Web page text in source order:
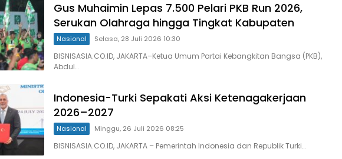
Gus Muhaimin Lepas 7.500 Pelari PKB Run 2026,
Serukan Olahraga hingga Tingkat Kabupaten
Nasional Selasa, 28 Juli 2026 10:30
BISNISASIA.CO.ID, JAKARTA–Ketua Umum Partai Kebangkitan Bangsa (PKB),
Abdul…
Indonesia-Turki Sepakati Aksi Ketenagakerjaan
2026–2027
Nasional Minggu, 26 Juli 2026 08:25
BISNISASIA.CO.ID, JAKARTA – Pemerintah Indonesia dan Republik Turki…